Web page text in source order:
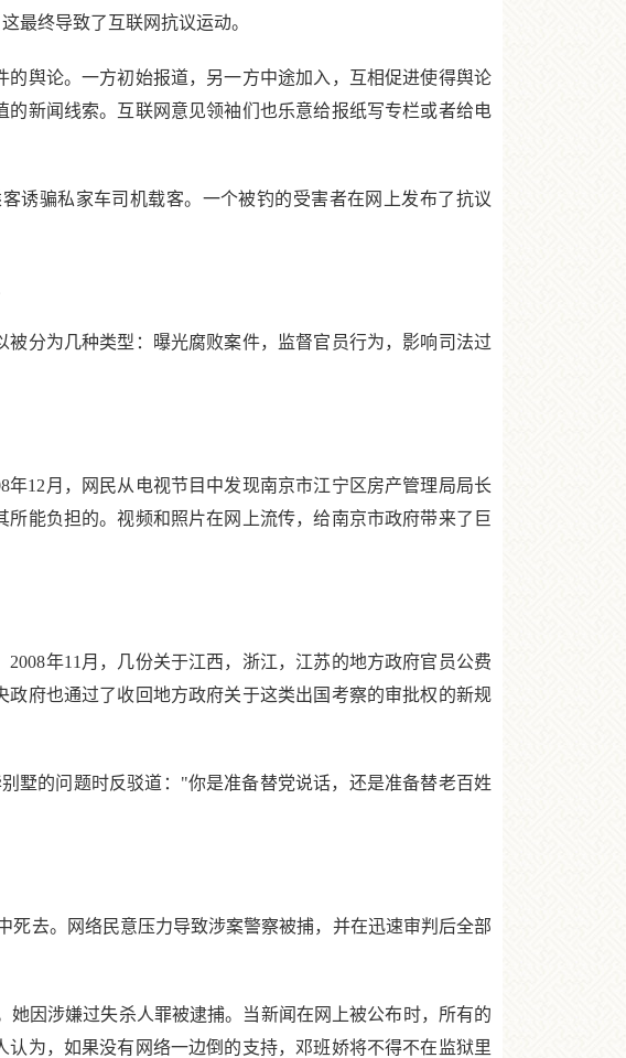
最终导致了互联网抗议运动。
舆论。一方初始报道，另一方中途加入，互相促进使得舆论
新闻线索。互联网意见领袖们也乐意给报纸写专栏或者给电
骗私家车司机载客。一个被钓的受害者在网上发布了抗议
分为几种类型：曝光腐败案件，监督官员行为，影响司法过
12月，网民从电视节目中发现南京市江宁区房产管理局局长
能负担的。视频和照片在网上流传，给南京市政府带来了巨
年11月，几份关于江西，浙江，江苏的地方政府官员公费
府也通过了收回地方政府关于这类出国考察的审批权的新规
的问题时反驳道："你是准备替党说话，还是准备替老百姓
去。网络民意压力导致涉案警察被捕，并在迅速审判后全部
因涉嫌过失杀人罪被逮捕。当新闻在网上被公布时，所有的
为，如果没有网络一边倒的支持，邓班娇将不得不在监狱里